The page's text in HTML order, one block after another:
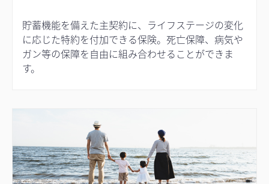
貯蓄機能を備えた主契約に、ライフステージの変化
に応じた特約を付加できる保険。死亡保障、病気や
ガン等の保障を自由に組み合わせることができま
す。